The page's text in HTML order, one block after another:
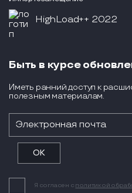
HighLoad++ 2022
Быть в курсе
Иметь ранний доступ к
полезным материалам.
Я согласен с политикой